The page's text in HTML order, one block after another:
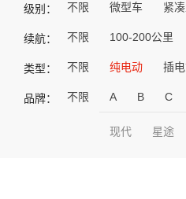
级别： 不限 微型车 紧
续航： 不限 100-200公里
类型： 不限 纯电动 插
品牌： 不限 A B C
现代 星途